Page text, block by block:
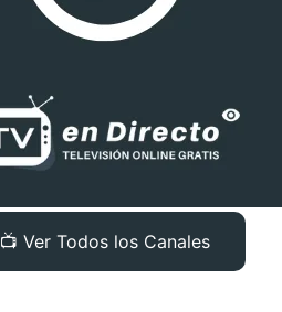
📺 Ver Todos los Canales